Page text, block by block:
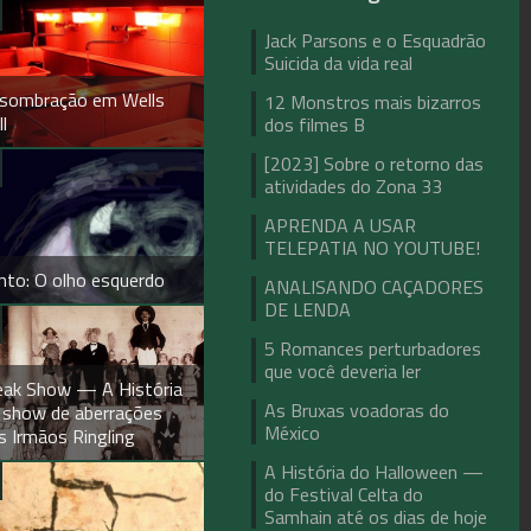
em Wells
O olho esquerdo
Show — A História
de aberrações
Irmãos Ringling
Jack Parsons e o Esquadrão
Suicida da vida real
12 Monstros mais bizarros
dos filmes B
[2023] Sobre o retorno das
atividades do Zona 33
APRENDA A USAR
TELEPATIA NO YOUTUBE!
ANALISANDO CAÇADORES
DE LENDA
5 Romances perturbadores
que você deveria ler
As Bruxas voadoras do
México
A História do Halloween —
do Festival Celta do
Samhain até os dias de hoje